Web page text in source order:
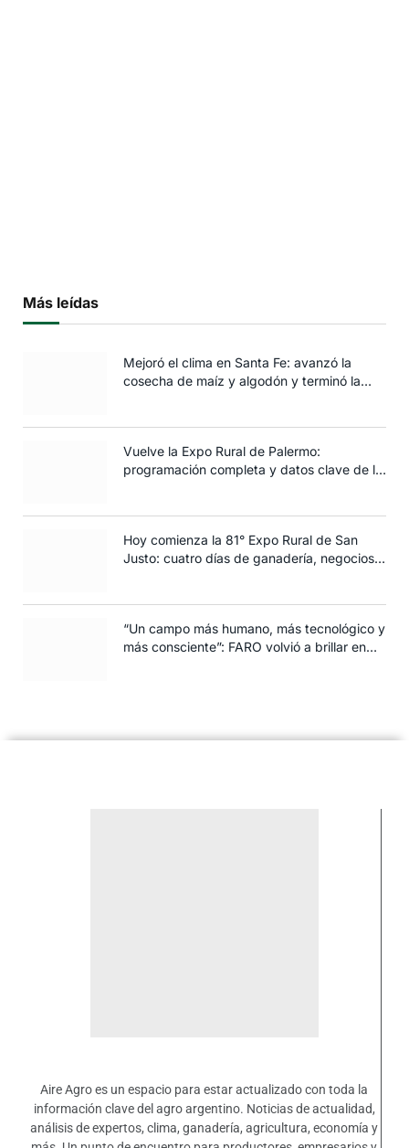
Más leídas
Mejoró el clima en Santa Fe: avanzó la
cosecha de maíz y algodón y terminó la
Vuelve la Expo Rural de Palermo:
programación completa y datos clave de la
Hoy comienza la 81° Expo Rural de San
Justo: cuatro días de ganadería, negocios y
“Un campo más humano, más tecnológico y
más consciente”: FARO volvió a brillar en
Aire Agro es un espacio para estar actualizado con toda la
información clave del agro argentino. Noticias de actualidad,
análisis de expertos, clima, ganadería, agricultura, economía y